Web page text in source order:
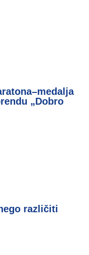
„Dobro
različiti